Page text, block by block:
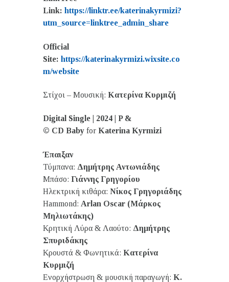
Link: https://linktr.ee/katerinakyrmizi?
utm_source=linktree_admin_share
Official
Site: https://katerinakyrmizi.wixsite.co
m/website
Στίχοι – Μουσική: Κατερίνα Κυρμιζή
Digital Single | 2024 | P &
© CD Baby for Katerina Kyrmizi
Έπαιξαν
Τύμπανα: Δημήτρης Αντωνιάδης
Μπάσο: Γιάννης Γρηγορίου
Ηλεκτρική κιθάρα: Νίκος Γρηγοριάδης
Hammond: Arlan Oscar (Μάρκος
Μηλιωτάκης)
Κρητική Λύρα & Λαούτο: Δημήτρης
Σπυριδάκης
Κρουστά & Φωνητικά: Κατερίνα
Κυρμιζή
Ενορχήστρωση & μουσική παραγωγή: Κ.